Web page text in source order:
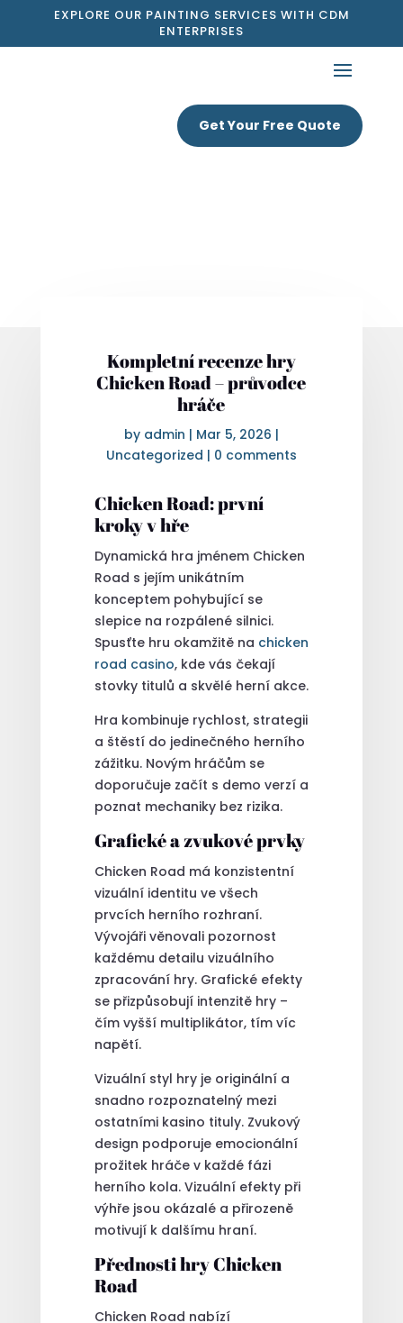
EXPLORE OUR PAINTING SERVICES WITH CDM
ENTERPRISES
Get Your Free Quote
Kompletní recenze hry
Chicken Road – průvodce
hráče
by admin | Mar 5, 2026 |
Uncategorized | 0 comments
Chicken Road: první
kroky v hře
Dynamická hra jménem Chicken
Road s jejím unikátním
konceptem pohybující se
slepice na rozpálené silnici.
Spusťte hru okamžitě na chicken
road casino, kde vás čekají
stovky titulů a skvělé herní akce.
Hra kombinuje rychlost, strategii
a štěstí do jedinečného herního
zážitku. Novým hráčům se
doporučuje začít s demo verzí a
poznat mechaniky bez rizika.
Grafické a zvukové prvky
Chicken Road má konzistentní
vizuální identitu ve všech
prvcích herního rozhraní.
Vývojáři věnovali pozornost
každému detailu vizuálního
zpracování hry. Grafické efekty
se přizpůsobují intenzitě hry –
čím vyšší multiplikátor, tím víc
napětí.
Vizuální styl hry je originální a
snadno rozpoznatelný mezi
ostatními kasino tituly. Zvukový
design podporuje emocionální
prožitek hráče v každé fázi
herního kola. Vizuální efekty při
výhře jsou okázalé a přirozeně
motivují k dalšímu hraní.
Přednosti hry Chicken
Road
Chicken Road nabízí